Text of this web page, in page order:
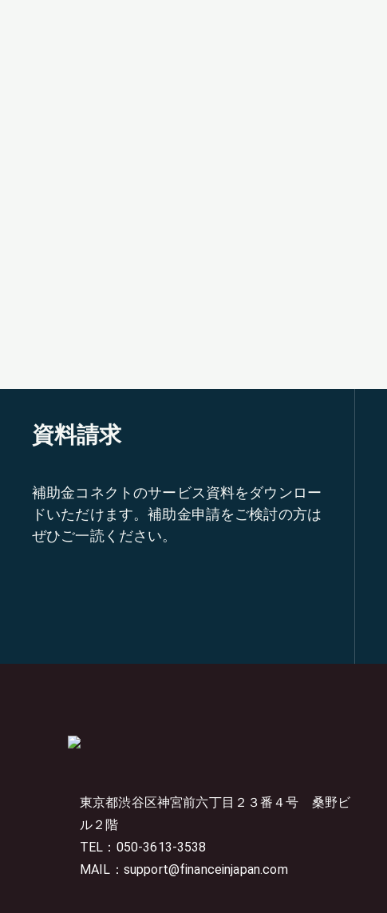
資料請求
補助金コネクトのサービス資料をダウンロー
ドいただけます。補助金申請をご検討の方は
ぜひご一読ください。
東京都渋谷区神宮前六丁目２３番４号 桑野ビ
ル２階
TEL：050-3613-3538
MAIL：support@financeinjapan.com